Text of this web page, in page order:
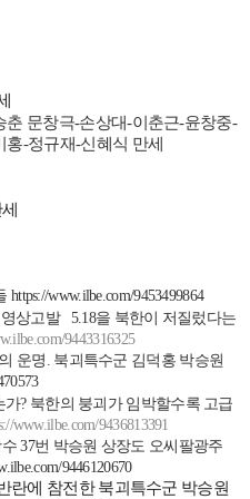
춘 문창극-손상대-이춘근-윤창중-
홍-정규재-신혜식 만세
https://www.ilbe.com/9453499864
영상고발5.18을 북한이 저질렀다는
9443316325
운명 . 북괴특수군 김덕홍 박승원
가? 북한의 붕괴가 임박할수록 고급
www.ilbe.com/9436813391
37번 박승원 상장도 오씨팔광주
9446120670
란에 참전한 북괴특수군 박승원